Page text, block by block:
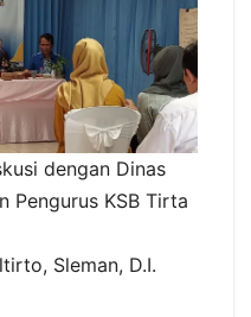
dengan Dinas
Pengurus KSB Tirta
Sleman, D.I.